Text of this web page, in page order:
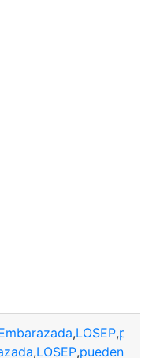
,LOSEP,pueden
,LOSEP,pueden